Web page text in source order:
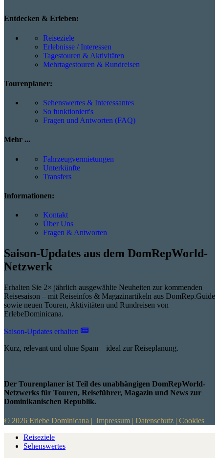
Entdecken & Erleben:
Reiseziele
Erlebnisse / Interessen
Tagestouren & Aktivitäten
Mehrtagestouren & Rundreisen
Tourenplaner:
Sehenswertes & Interessantes
So funktioniert's
Fragen und Antworten (FAQ)
Mehr ...
Fahrzeugvermietungen
Unterkünfte
Transfers
Informationen:
Kontakt
Über Uns
Fragen & Antworten
Saison-Updates aus dem DomRepWorld-
Netzwerk
Erhalten Sie 2× jährlich ausgewählte Neuheiten zur kommenden
Reisesaison – mit Reiseinfos & Magazinartikeln aus DomRep.Guide
sowie neuen Touren, Aktivitäten und Rundreisen von
ErlebeDominicana.
Saison-Updates erhalten
Kurz, relevant und ohne Spam – ideal zur Reiseplanung.
Der Tourenplaner ist Teil des unabhängigen DomRepWorld-
Netzwerks für Touren, Reiseführer, Magazin und News zur
Dominikanischen Republik.
© 2026 Erlebe Dominicana | Impressum Datenschutz
Cookies
Reiseziele
Sehenswertes